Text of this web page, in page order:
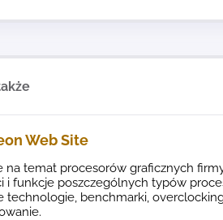
Web Site
na temat procesorów graficznych
i funkcje poszczególnych typów
technologie, benchmarki,